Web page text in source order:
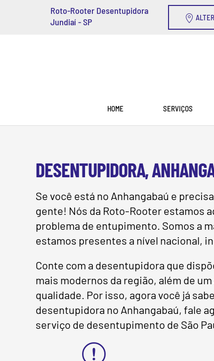
Skip to main content
Roto-Rooter Desentupidora
Jundiaí - SP
HOME SERVIÇOS
DESENTUPIDORA,
Se você está no Anhangabaú e
gente! Nós da Roto-Rooter estamos
problema de entupimento. Somos a
estamos presentes a nível nacional,
Conte com a desentupidora que
mais modernos da região, além de
qualidade. Por isso, agora você já
desentupidora no Anhangabaú, fale
serviço de desentupimento de São